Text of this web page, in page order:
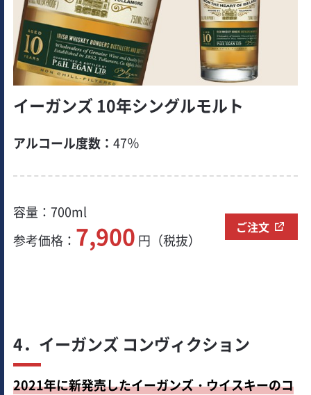
イーガンズ 10年シングルモルト
アルコール度数：47％
容量：700ml
参考価格： 7,900 円（税抜）
ご注文
4．イーガンズ コンヴィクション
2021年に新発売したイーガンズ・ウイスキーのコ